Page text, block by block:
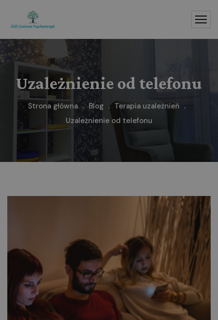
Uzależnienie od telefonu
Strona główna Blog
Terapia uzależnień
Uzależnienie od telefonu